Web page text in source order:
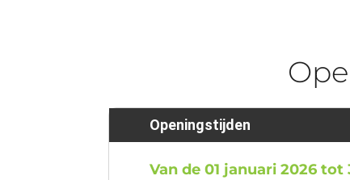
Openingstijden
Van de 01 januari 2026 tot